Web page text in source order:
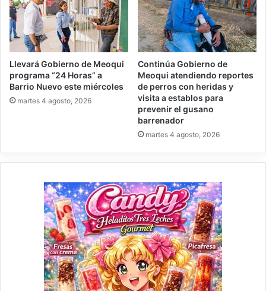
Llevará Gobierno de Meoqui
programa “24 Horas” a
Barrio Nuevo este miércoles
martes 4 agosto, 2026
Continúa Gobierno de
Meoqui atendiendo reportes
de perros con heridas y
visita a establos para
prevenir el gusano
barrenador
martes 4 agosto, 2026